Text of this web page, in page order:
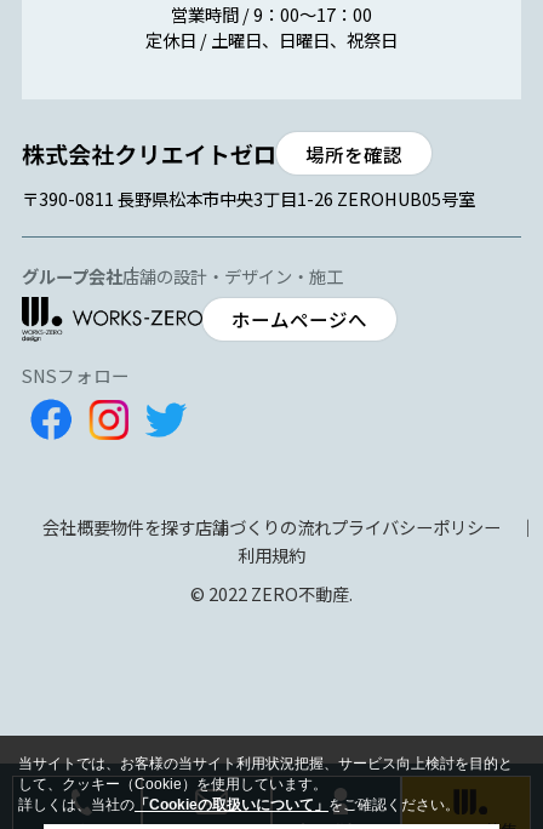
営業時間 / 9：00～17：00
定休日 / 土曜日、日曜日、祝祭日
場所を確認
〒390-0811 長野県松本市中央3丁目1-26 ZEROHUB05号室
グループ会社店舗の設計・デザイン・施工
ホームページへ
SNSフォロー
会社概要物件を探す店舗づくりの流れプライバシーポリシー
利用規約
© 2022 ZERO不動産.
当サイトでは、お客様の当サイト利用状況把握、サービス向上検討を目的と
して、クッキー（Cookie）を使用しています。
詳しくは、当社の 「Cookieの取扱いについて」 をご確認ください。